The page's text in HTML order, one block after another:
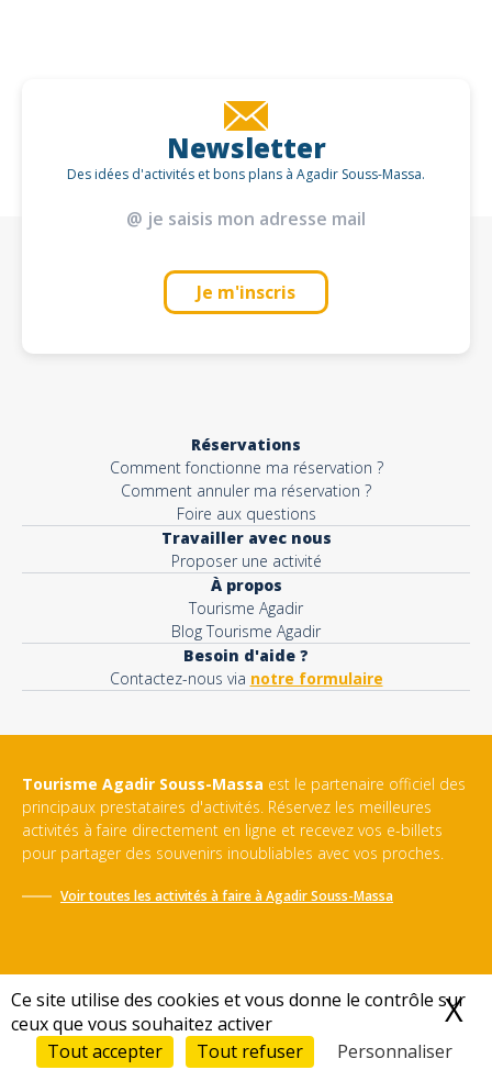
Ce site utilise des cookies et vous donne le contrôle sur
ceux que vous souhaitez activer
Tout accepter
Tout refuser Personnaliser
X
Newsletter
Des idées d'activités et bons plans à Agadir Souss-Massa.
Je m'inscris
Réservations
Comment fonctionne ma réservation ?
Comment annuler ma réservation ?
Foire aux questions
Travailler avec nous
Proposer une activité
À propos
Tourisme Agadir
Blog Tourisme Agadir
Besoin d'aide ?
Contactez-nous via notre formulaire
Tourisme Agadir Souss-Massa est le partenaire officiel des
principaux prestataires d'activités. Réservez les meilleures
activités à faire directement en ligne et recevez vos e-billets
pour partager des souvenirs inoubliables avec vos proches.
Voir toutes les activités à faire àAgadir Souss-Massa
Conditions générales de vente-Politique de confidentialité-
Mentions légales-Sitemap